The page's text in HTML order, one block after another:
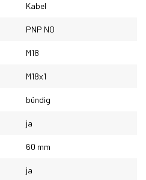
Kabel
PNP NO
M18
M18x1
bündig
ja
60 mm
ja